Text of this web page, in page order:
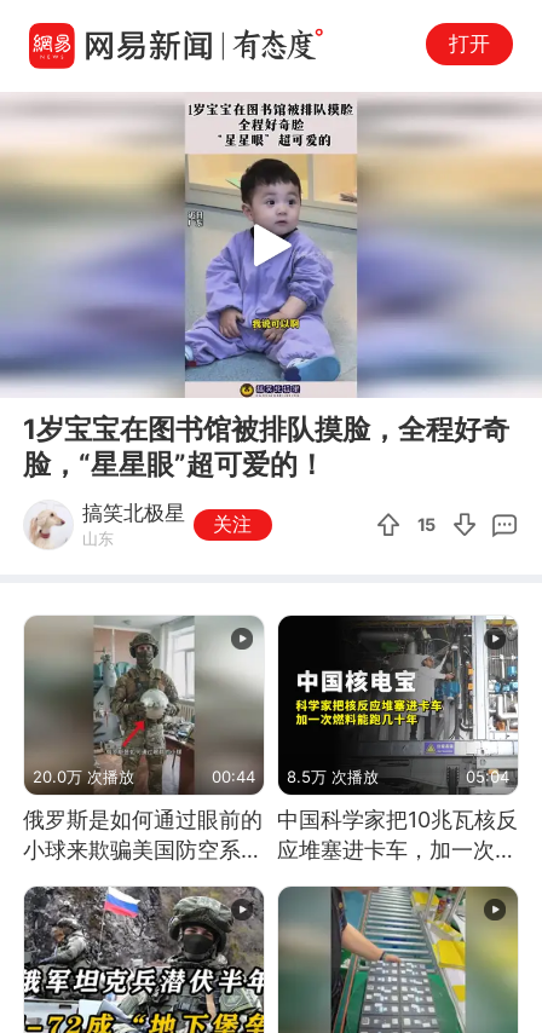
打开
00:00 00:10
Play
1岁宝宝在图书馆被排队摸脸，全程好奇
脸，“星星眼”超可爱的！
搞笑北极星
山东
关注 15
20.0万 次播放 00:44
俄罗斯是如何通过眼前的
小球来欺骗美国防空系统
的
8.5万 次播放 05:04
中国科学家把10兆瓦核反
应堆塞进卡车，加一次燃
料能跑几十年